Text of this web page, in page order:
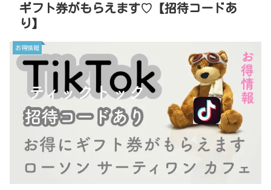
ギフト券がもらえます♡【招待コードあ
り】
お得情報